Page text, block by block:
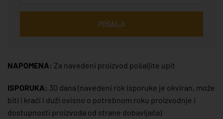
POŠALJI
NAPOMENA: Za navedeni proizvod pošaljite upit
ISPORUKA: 30 dana (navedeni rok isporuke je okviran, može
biti i kraći i duži ovisno o potrebnom roku proizvodnje i
dostupnosti proizvoda od strane dobavljača)